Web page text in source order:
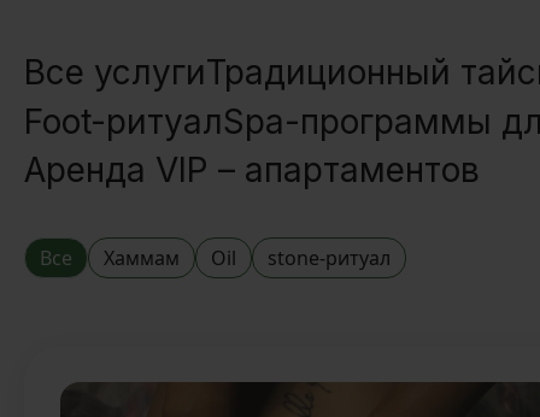
Все услугиТрадиционный
Foot-ритуалSpa-программы
Аренда VIP – апартаментов
Все Хаммам Oil stone-ритуал